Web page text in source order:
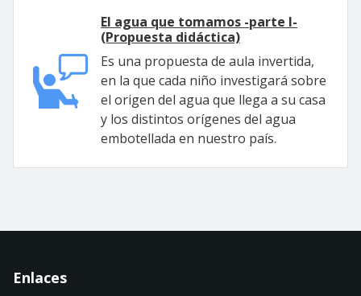
El agua que tomamos -parte I-
(Propuesta didáctica)
Es una propuesta de aula invertida,
en la que cada niño investigará sobre
el origen del agua que llega a su casa
y los distintos orígenes del agua
embotellada en nuestro país.
Enlaces